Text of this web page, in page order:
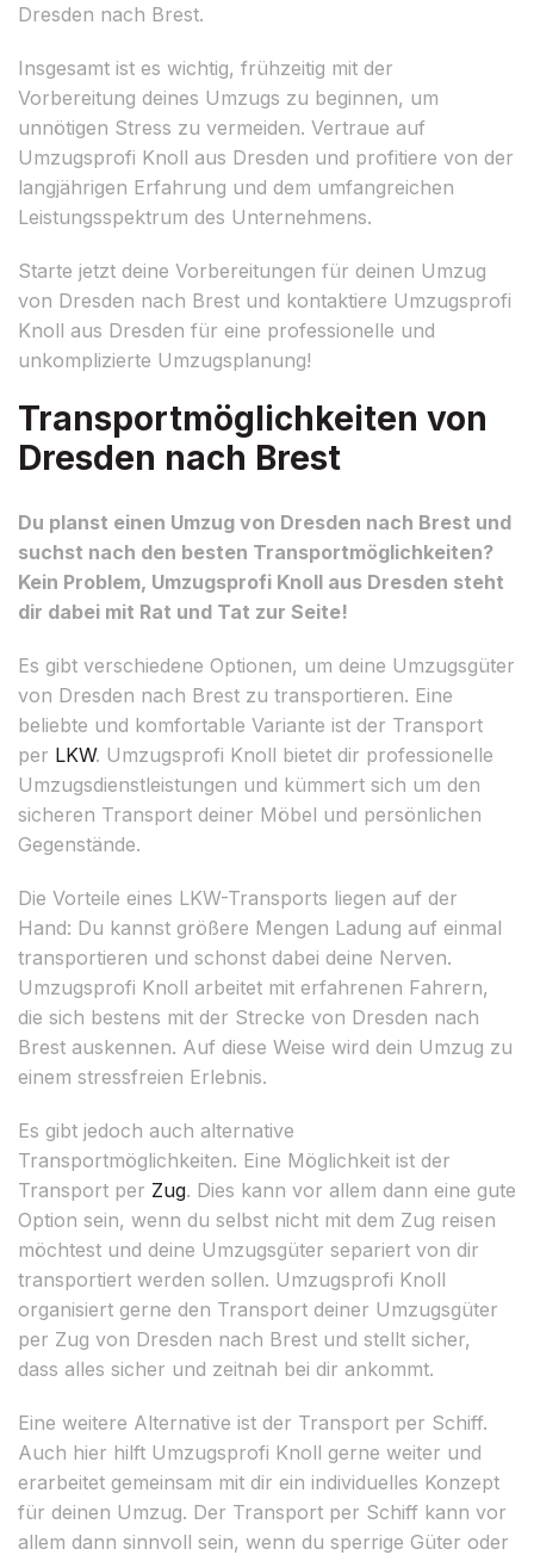
Dresden nach Brest.
Insgesamt ist es wichtig, frühzeitig mit der
Vorbereitung deines Umzugs zu beginnen, um
unnötigen Stress zu vermeiden. Vertraue auf
Umzugsprofi Knoll aus Dresden und profitiere von der
langjährigen Erfahrung und dem umfangreichen
Leistungsspektrum des Unternehmens.
Starte jetzt deine Vorbereitungen für deinen Umzug
von Dresden nach Brest und kontaktiere Umzugsprofi
Knoll aus Dresden für eine professionelle und
unkomplizierte Umzugsplanung!
Transportmöglichkeiten von
Dresden nach Brest
Du planst einen Umzug von Dresden nach Brest und
suchst nach den besten Transportmöglichkeiten?
Kein Problem, Umzugsprofi Knoll aus Dresden steht
dir dabei mit Rat und Tat zur Seite!
Es gibt verschiedene Optionen, um deine Umzugsgüter
von Dresden nach Brest zu transportieren. Eine
beliebte und komfortable Variante ist der Transport
per LKW. Umzugsprofi Knoll bietet dir professionelle
Umzugsdienstleistungen und kümmert sich um den
sicheren Transport deiner Möbel und persönlichen
Gegenstände.
Die Vorteile eines LKW-Transports liegen auf der
Hand: Du kannst größere Mengen Ladung auf einmal
transportieren und schonst dabei deine Nerven.
Umzugsprofi Knoll arbeitet mit erfahrenen Fahrern,
die sich bestens mit der Strecke von Dresden nach
Brest auskennen. Auf diese Weise wird dein Umzug zu
einem stressfreien Erlebnis.
Es gibt jedoch auch alternative
Transportmöglichkeiten. Eine Möglichkeit ist der
Transport per Zug. Dies kann vor allem dann eine gute
Option sein, wenn du selbst nicht mit dem Zug reisen
möchtest und deine Umzugsgüter separiert von dir
transportiert werden sollen. Umzugsprofi Knoll
organisiert gerne den Transport deiner Umzugsgüter
per Zug von Dresden nach Brest und stellt sicher,
dass alles sicher und zeitnah bei dir ankommt.
Eine weitere Alternative ist der Transport per Schiff.
Auch hier hilft Umzugsprofi Knoll gerne weiter und
erarbeitet gemeinsam mit dir ein individuelles Konzept
für deinen Umzug. Der Transport per Schiff kann vor
allem dann sinnvoll sein, wenn du sperrige Güter oder